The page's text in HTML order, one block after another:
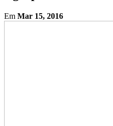
Em Mar 15, 2016